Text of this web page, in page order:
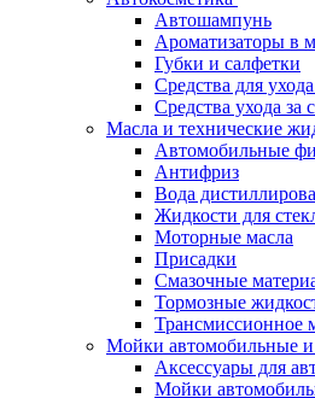
Автошампунь
Ароматизаторы в
Губки и салфетки
Средства для
Средства ухода за
Масла и технические
Автомобильные
Антифриз
Вода
Жидкости для
Моторные масла
Присадки
Смазочные
Тормозные
Трансмиссионное
Мойки автомобильные и
Аксессуары для
Мойки